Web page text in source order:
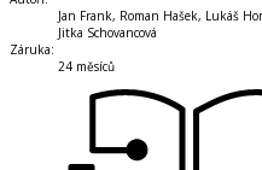
Jan Frank, Roman Hašek, Lukáš
Jitka Schovancová
Záruka:
24 měsíců